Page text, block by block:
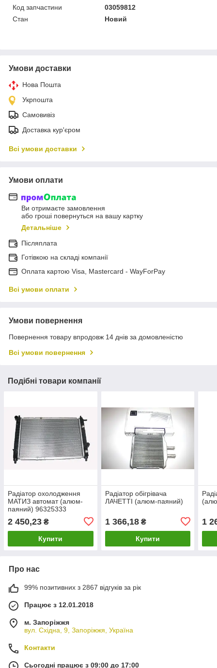
Код запчастини
03059812
Стан
Новий
Умови доставки
Нова Пошта
Укрпошта
Самовивіз
Доставка кур'єром
Всі умови доставки
Умови оплати
Ви отримаєте замовлення
або гроші повернуться на вашу картку
Детальніше
Післяплата
Готівкою на складі компанії
Оплата картою Visa, Mastercard - WayForPay
Всі умови оплати
Умови повернення
Повернення товару впродовж 14 днів за домовленістю
Всі умови повернення
Подібні товари компанії
Радіатор охолодження
МАТИЗ автомат (алюм-
паяний) 96325333
DWMz98233
2 450,23 ₴
Купити
Радіатор обігрівача
ЛАЧЕТТІ (алюм-паяний)
1 366,18₴
Купити
1
Про нас
99% позитивних з 2867 відгуків за рік
Працює з 12.01.2018
м. Запоріжжя
вул. Східна, 9, Запоріжжя, Україна
Контакти
Сьогодні працює з 09:00 до 17:00